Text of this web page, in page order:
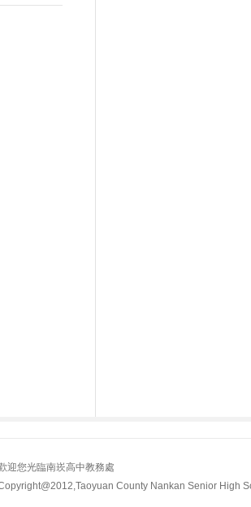
迎您光臨南崁高中教務處
County Nankan Senior High